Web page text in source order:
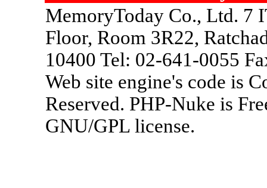
MemoryToday Co., Ltd. 7
Floor, Room 3R22,
10400 Tel: 02-641-0055
Web site engine's code is
Reserved. PHP-Nuke is
GNU/GPL license.